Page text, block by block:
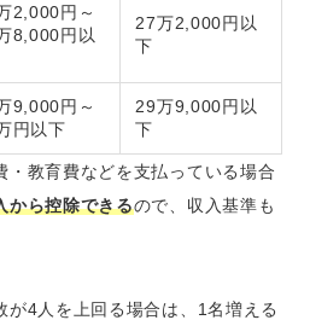
2,000円～
8,000円以
27万2,000円以
下
9,000円～
円以下
29万9,000円以
下
・教育費などを支払っている場合
から控除できるので、収入基準も
が4人を上回る場合は、1名増える